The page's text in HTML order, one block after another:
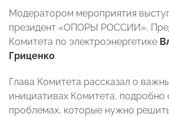
Модератором мероприятия
президент «ОПОРЫ РОССИИ»,
Комитета по электроэнергетике
Гриценко.
Глава Комитета рассказал о
инициативах Комитета, подробно
проблемах, которые нужно